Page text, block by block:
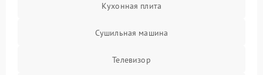
Кухонная плита
Сушильная машина
Телевизор